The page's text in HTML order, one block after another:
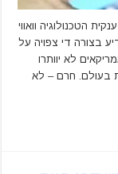
הטכנולוגיה וואווי
בצורה די צפויה על
לא יוותרו
בעולם. חרם – לא